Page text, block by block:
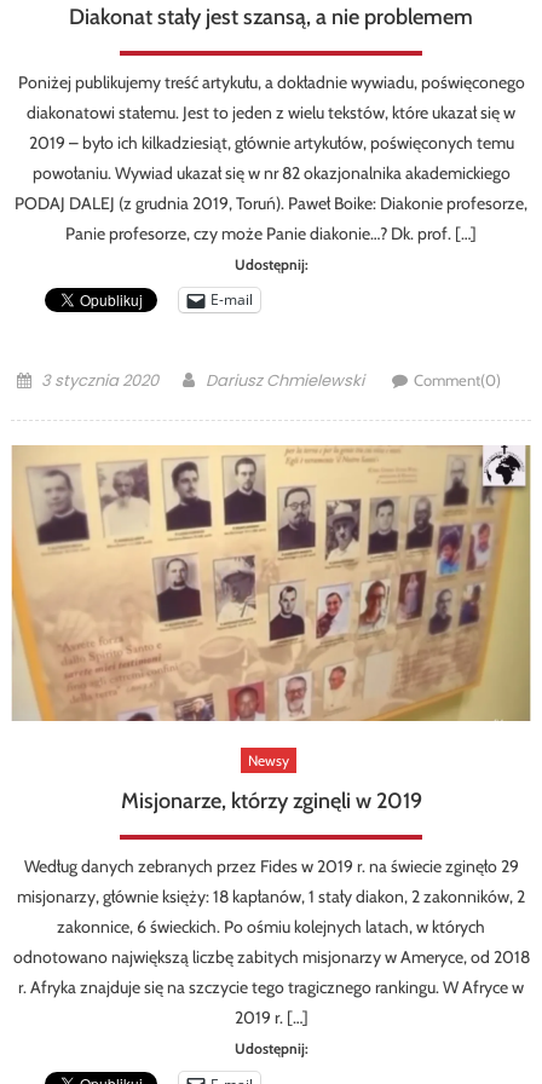
Diakonat stały jest szansą, a nie problemem
Poniżej publikujemy treść artykułu, a dokładnie wywiadu, poświęconego
diakonatowi stałemu. Jest to jeden z wielu tekstów, które ukazał się w
2019 – było ich kilkadziesiąt, głównie artykułów, poświęconych temu
powołaniu. Wywiad ukazał się w nr 82 okazjonalnika akademickiego
PODAJ DALEJ (z grudnia 2019, Toruń). Paweł Boike: Diakonie profesorze,
Panie profesorze, czy może Panie diakonie…? Dk. prof. […]
Udostępnij:
E-mail
Posted
3 stycznia 2020 Author
Dariusz Chmielewski Comment(0)
Newsy
Misjonarze, którzy zginęli w 2019
Według danych zebranych przez Fides w 2019 r. na świecie zginęło 29
misjonarzy, głównie księży: 18 kapłanów, 1 stały diakon, 2 zakonników, 2
zakonnice, 6 świeckich. Po ośmiu kolejnych latach, w których
odnotowano największą liczbę zabitych misjonarzy w Ameryce, od 2018
r. Afryka znajduje się na szczycie tego tragicznego rankingu. W Afryce w
2019 r. […]
Udostępnij: